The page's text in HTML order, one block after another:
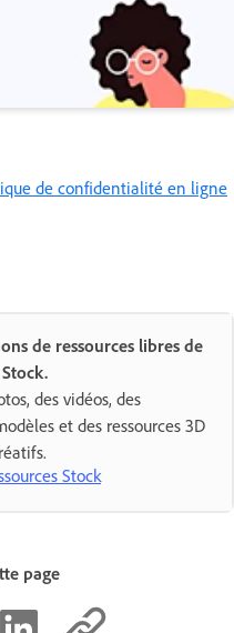
de confidentialité en ligne
de ressources libres de
des vidéos, des
et des ressources 3D
Stock
page